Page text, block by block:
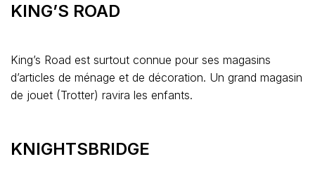
KING’S ROAD
King’s Road est surtout connue pour ses magasins
d’articles de ménage et de décoration. Un grand magasin
de jouet (Trotter) ravira les enfants.
KNIGHTSBRIDGE